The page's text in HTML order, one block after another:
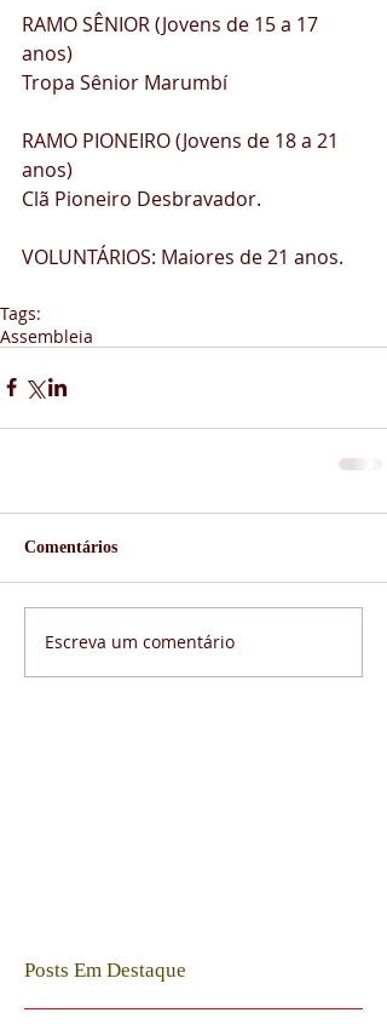
RAMO SÊNIOR (Jovens de 15 a 17
anos)
Tropa Sênior Marumbí
RAMO PIONEIRO (Jovens de 18 a 21
anos)
Clã Pioneiro Desbravador.
VOLUNTÁRIOS: Maiores de 21 anos.
Tags:
Assembleia
Comentários
Escreva um comentário
Posts Em Destaque